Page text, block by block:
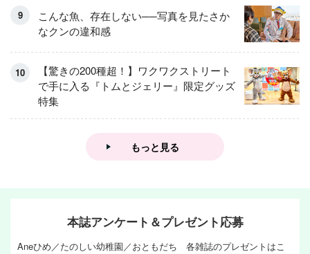
こんな魚、存在しない──写真を見たさか
なクンの違和感
【驚きの200種超！】ワクワクストリート
で手に入る『トムとジェリー』限定グッズ
特集
もっと見る
本誌アンケート＆プレゼント応募
Aneひめ／たのしい幼稚園／おともだち 各雑誌のプレゼントはこ